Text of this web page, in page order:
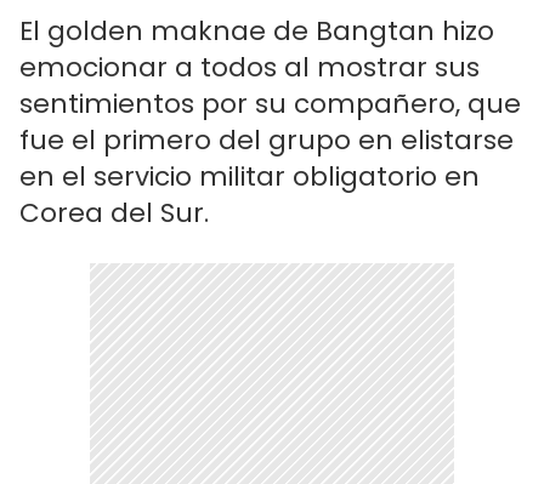
El golden maknae de Bangtan hizo
emocionar a todos al mostrar sus
sentimientos por su compañero, que
fue el primero del grupo en elistarse
en el servicio militar obligatorio en
Corea del Sur.